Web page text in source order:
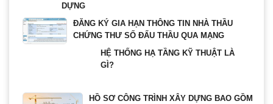
DỰNG
ĐĂNG KÝ GIA HẠN THÔNG TIN NHÀ THẦU
CHỨNG THƯ SỐ ĐẤU THẦU QUA MẠNG
HỆ THỐNG HẠ TẦNG KỸ THUẬT LÀ
GÌ?
HỒ SƠ CÔNG TRÌNH XÂY DỰNG BAO GỒM